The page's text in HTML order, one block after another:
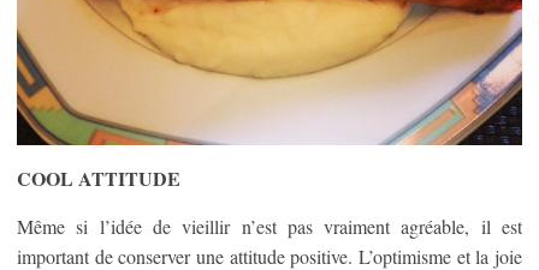
COOL ATTITUDE
Même si l’idée de vieillir n’est pas vraiment agréable, il est
important de conserver une attitude positive. L’optimisme et la joie